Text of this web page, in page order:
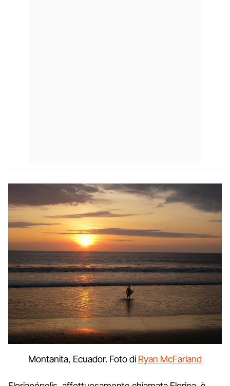
Montanita, Ecuador. Foto di Ryan McFarland